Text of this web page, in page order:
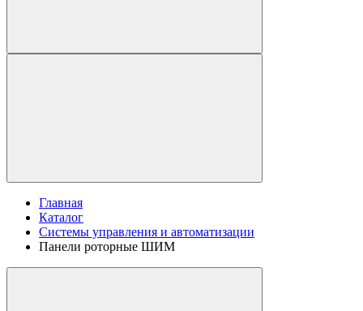
Главная
Каталог
Системы управления и автоматизации
Панели роторные ШИМ